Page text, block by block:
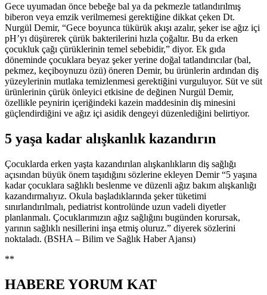
Gece uyumadan önce bebeğe bal ya da pekmezle tatlandırılmış
biberon veya emzik verilmemesi gerektiğine dikkat çeken Dt.
Nurgül Demir, “Gece boyunca tükürük akışı azalır, şeker ise ağız içi
pH’yı düşürerek çürük bakterilerini hızla çoğaltır. Bu da erken
çocukluk çağı çürüklerinin temel sebebidir,” diyor. Ek gıda
döneminde çocuklara beyaz şeker yerine doğal tatlandırıcılar (bal,
pekmez, keçiboynuzu özü) öneren Demir, bu ürünlerin ardından diş
yüzeylerinin mutlaka temizlenmesi gerektiğini vurguluyor. Süt ve süt
ürünlerinin çürük önleyici etkisine de değinen Nurgül Demir,
özellikle peynirin içeriğindeki kazein maddesinin diş minesini
güçlendirdiğini ve ağız içi asidik dengeyi düzenlediğini belirtiyor.
5 yaşa kadar alışkanlık kazandırın
Çocuklarda erken yaşta kazandırılan alışkanlıkların diş sağlığı
açısından büyük önem taşıdığını sözlerine ekleyen Demir “5 yaşına
kadar çocuklara sağlıklı beslenme ve düzenli ağız bakım alışkanlığı
kazandırmalıyız. Okula başladıklarında şeker tüketimi
sınırlandırılmalı, pediatrist kontrolünde uzun vadeli diyetler
planlanmalı. Çocuklarımızın ağız sağlığını bugünden korursak,
yarının sağlıklı nesillerini inşa etmiş oluruz.” diyerek sözlerini
noktaladı. (BSHA – Bilim ve Sağlık Haber Ajansı)
**
HABERE YORUM KAT